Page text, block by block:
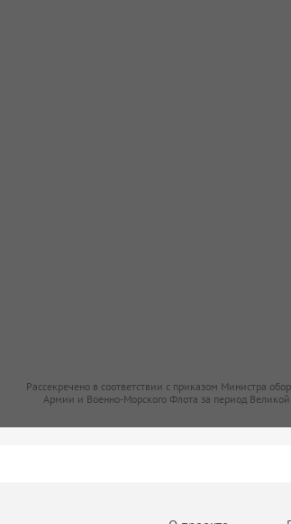
Рассекречено в соответствии с приказом Министра
Армии и Военно-Морского Флота за период